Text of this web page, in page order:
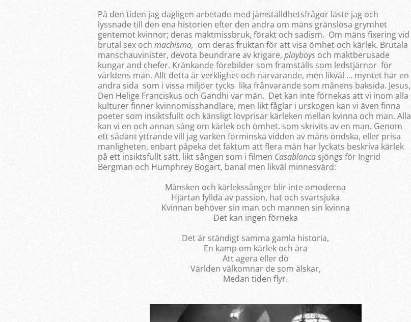
På den tiden jag dagligen arbetade med jämställdhetsfrågor läste jag och
lyssnade till den ena historien efter den andra om mäns gränslösa grymhet
gentemot kvinnor; deras maktmissbruk, förakt och sadism. Om mäns fixering vid
brutal sex och machismo, om deras fruktan för att visa ömhet och kärlek. Brutala
manschauvinister, devota beundrare av krigare, playboys och maktberusade
kungar and chefer. Kränkande förebilder som framställs som ledstjärnor för
världens män. Allt detta är verklighet och närvarande, men likväl … myntet har en
andra sida som i vissa miljöer tycks lika frånvarande som månens baksida. Jesus,
Den Helige Franciskus och Gandhi var män. Det kan inte förnekas att vi inom alla
kulturer finner kvinnomisshandlare, men likt fåglar i urskogen kan vi även finna
poeter som insiktsfullt och känsligt lovprisar kärleken mellan kvinna och man. Alla
kan vi en och annan sång om kärlek och ömhet, som skrivits av en man. Genom
ett sådant yttrande vill jag varken förminska vidden av mäns ondska, eller prisa
manligheten, enbart påpeka det faktum att flera män har lyckats beskriva kärlek
på ett insiktsfullt sätt, likt sången som i filmen Casablancasjöngs för Ingrid
Bergman och Humphrey Bogart, banal men likväl minnesvärd:
Månsken och kärlekssånger blir inte omoderna
Hjärtan fyllda av passion, hat och svartsjuka
Kvinnan behöver sin man och mannen sin kvinna
Det kan ingen förneka
Det är ständigt samma gamla historia,
En kamp om kärlek och ära
Att agera eller dö
Världen välkomnar de som älskar,
Medan tiden flyr.